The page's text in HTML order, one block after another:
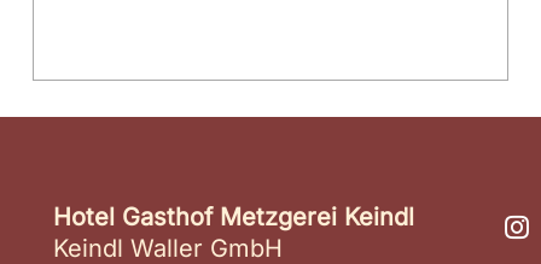
Hotel Gasthof Metzgerei Keindl
Keindl Waller GmbH